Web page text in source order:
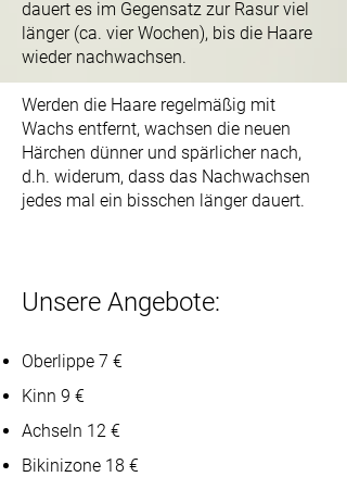
dauert es im Gegensatz zur Rasur viel
länger (ca. vier Wochen), bis die Haare
wieder nachwachsen.
Werden die Haare regelmäßig mit
Wachs entfernt, wachsen die neuen
Härchen dünner und spärlicher nach,
d.h. widerum, dass das Nachwachsen
jedes mal ein bisschen länger dauert.
Unsere Angebote:
Oberlippe 7 €
Kinn 9 €
Achseln 12 €
Bikinizone 18 €